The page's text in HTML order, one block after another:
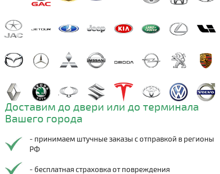
Доставим до двери или до терминала
Вашего города
- принимаем штучные заказы с отправкой в регионы
РФ
- бесплатная страховка от повреждения